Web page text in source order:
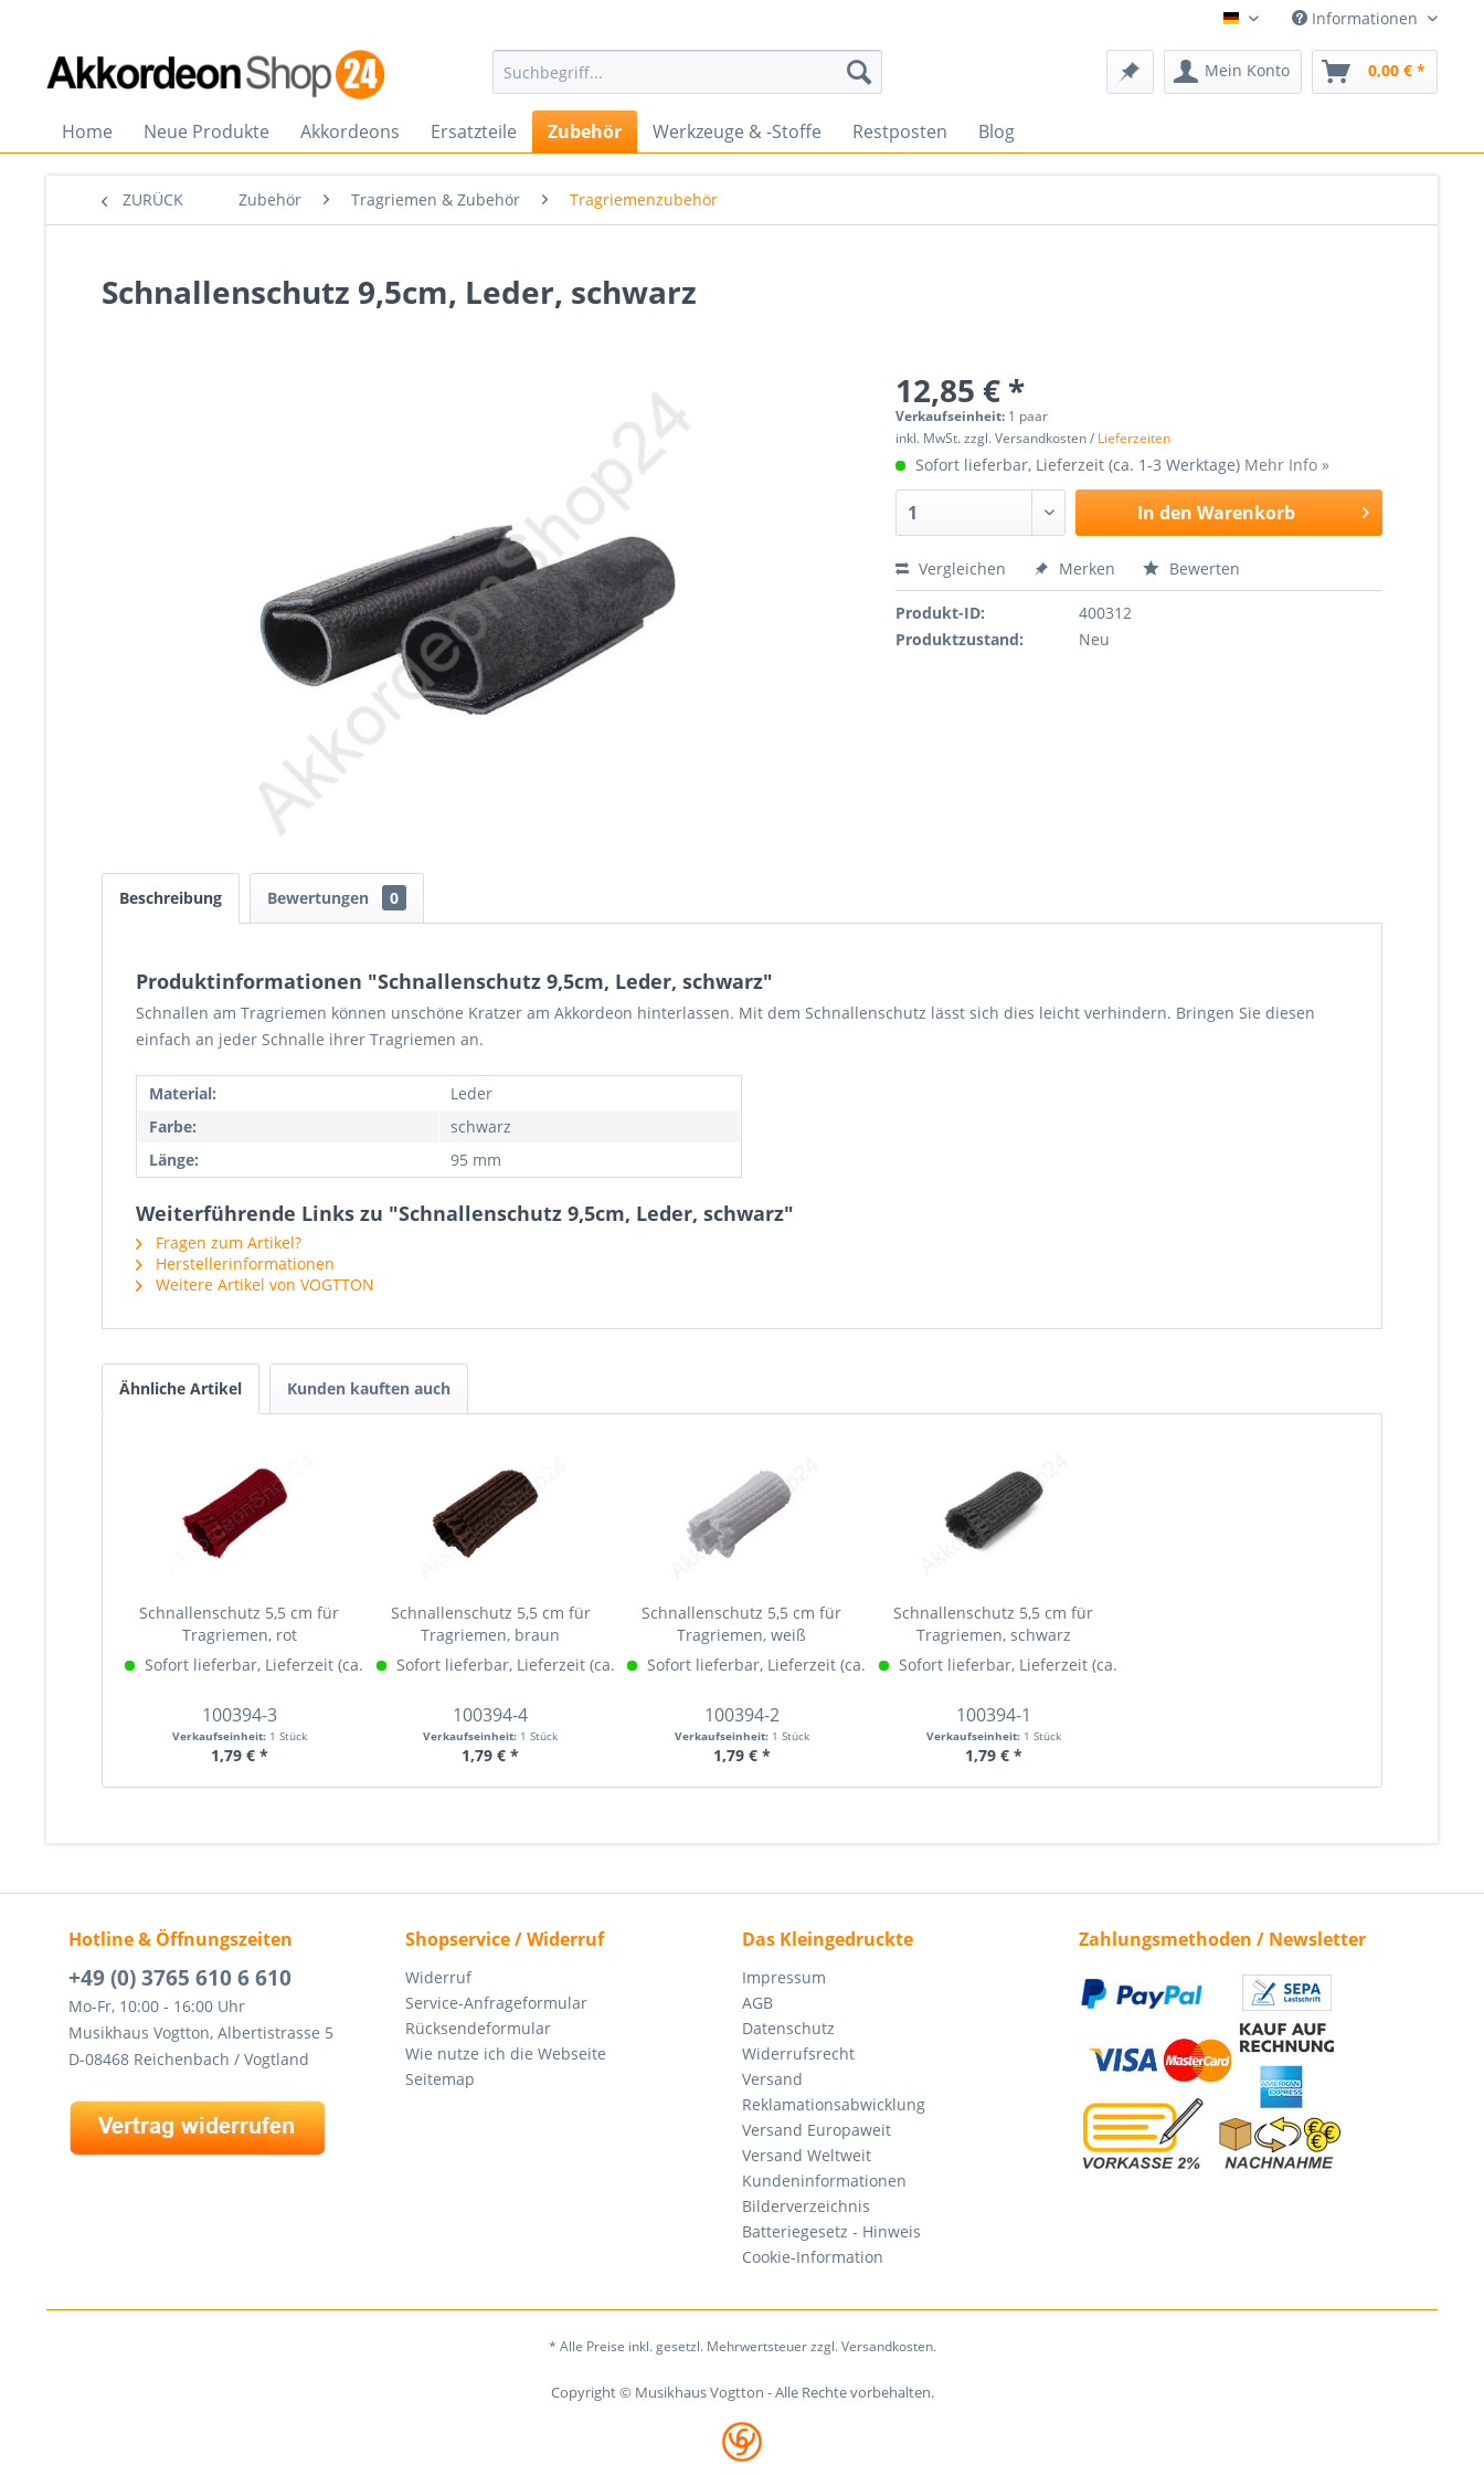
Deutsch Informationen
Mein Konto 0,00 € *
Home Neue Produkte Akkordeons Ersatzteile Zubehör Werkzeuge & -Stoffe Restposten Blog
ZURÜCK Zubehör Tragriemen & Zubehör Tragriemenzubehör
Schnallenschutz 9,5cm, Leder, schwarz
12,85 € *
Verkaufseinheit: 1 paar
inkl. MwSt. zzgl. Versandkosten / Lieferzeiten
Sofort lieferbar, Lieferzeit (ca. 1-3 Werktage) Mehr Info »
In den Warenkorb
Vergleichen Merken Bewerten
Produkt-ID:
400312
Produktzustand:
Neu
Beschreibung Bewertungen 0
Produktinformationen "Schnallenschutz 9,5cm, Leder, schwarz"
Schnallen am Tragriemen können unschöne Kratzer am Akkordeon hinterlassen. Mit dem Schnallenschutz lässt sich dies leicht verhindern. Bringen Sie diesen
einfach an jeder Schnalle ihrer Tragriemen an.
Material:
Leder
Farbe:
schwarz
Länge:
95 mm
Weiterführende Links zu "Schnallenschutz 9,5cm, Leder, schwarz"
Fragen zum Artikel?
Herstellerinformationen
Weitere Artikel von VOGTTON
Ähnliche Artikel Kunden kauften auch
Schnallenschutz 5,5 cm für
Tragriemen, rot
Sofort lieferbar, Lieferzeit (ca. 1-3 Werktage)Mehr Info »
100394-3
Verkaufseinheit: 1 Stück
1,79 € *
Schnallenschutz 5,5 cm für
Tragriemen, braun
Sofort lieferbar, Lieferzeit (ca. 1-3 Werktage)Mehr Info »
100394-4
Verkaufseinheit: 1 Stück
1,79 € *
Schnallenschutz 5,5 cm für
Tragriemen, weiß
Sofort lieferbar, Lieferzeit (ca. 1-3 Werktage)Mehr Info »
100394-2
Verkaufseinheit: 1 Stück
1,79 € *
Schnallenschutz 5,5 cm für
Tragriemen, schwarz
Sofort lieferbar, Lieferzeit (ca. 1-3 Werktage)
100394-1
Verkaufseinheit: 1 Stück
1,79 € *
Hotline & Öffnungszeiten
+49 (0) 3765 610 6 610
Mo-Fr, 10:00 - 16:00 Uhr
Musikhaus Vogtton, Albertistrasse 5
D-08468 Reichenbach / Vogtland
Shopservice / Widerruf
Widerruf
Service-Anfrageformular
Rücksendeformular
Wie nutze ich die Webseite
Seitemap
Das Kleingedruckte
Impressum
AGB
Datenschutz
Widerrufsrecht
Versand
Reklamationsabwicklung
Versand Europaweit
Versand Weltweit
Kundeninformationen
Bilderverzeichnis
Batteriegesetz - Hinweis
Cookie-Information
Zahlungsmethoden / Newsletter
* Alle Preise inkl. gesetzl. Mehrwertsteuer zzgl. Versandkosten.
Copyright © Musikhaus Vogtton - Alle Rechte vorbehalten.